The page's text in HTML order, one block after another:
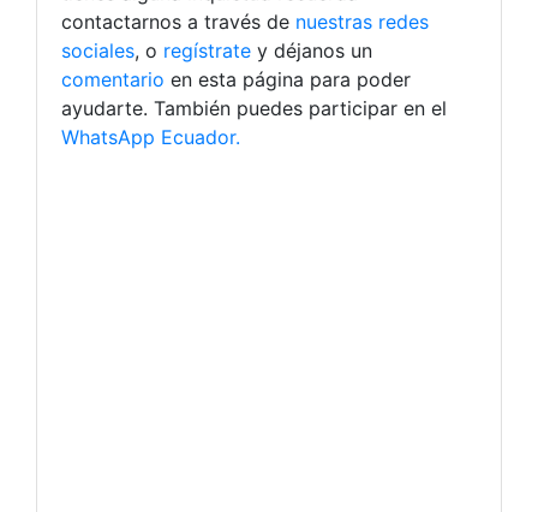
contactarnos a través de nuestras redes
sociales, o regístrate y déjanos un
comentario en esta página para poder
ayudarte. También puedes participar en el
WhatsApp Ecuador.